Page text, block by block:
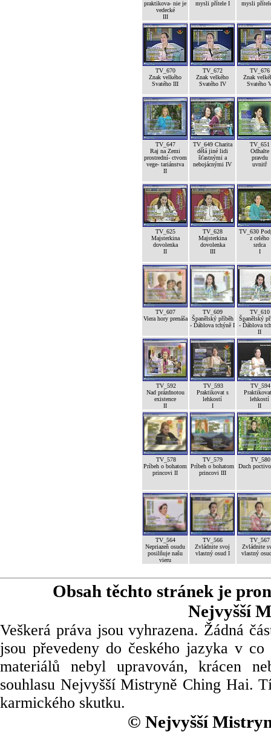
praktikova- nie je
vedecké
III
mysli přítele I
mysli
TV_670
Znak velkého
Svatého III
TV_672
Znak velkého
Svatého IV
TV_676
Znak
Svatého
TV_647
Raj na Zemi
prostrední- ctvom
vege- tariánstva
II
TV_649 Charita
dělá jiné lidi
šťastnými a
nebojácnými IV
TV_651
Odhalte
pravdu
uvnitř
TV_625
Majsterkina
dovolenka
II
TV_628
Majsterkina
dovolenka
III
TV_630
z celého
srdca
I
TV_607
Viera hory prenáša
TV_609
Španělský příběh
- Ďáblova tchýně I
TV_610
Španělský
- Ďáblova
II
TV_592
Nad prázdnotou
existence
II
TV_593
Praktikovat s
lehkostí
I
TV_594
lehkostí
II
TV_578
Príbeh o bohatom
princovi II
TV_579
Príbeh o bohatom
princovi III
TV_580
Duch
TV_564
Nepriazeň osudu
posilňuje našu
vieru
TV_566
Zvládnite svoj
vlastný osud I
TV_567
Zvládnite
vlastný
Obsah těchto stránek je
Nejvyšší
Veškerá práva jsou vyhrazena. Žádná
jsou převedeny do českého jazyka v
materiálů nebyl upravován, krácen
souhlasu Nejvyšší Mistryně Ching Hai.
karmického skutku.
© Nejvyšší